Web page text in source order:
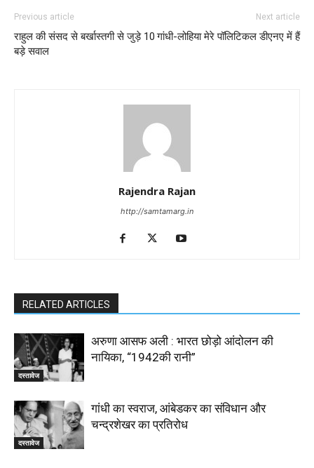
Previous article
राहुल की संसद से बर्खास्तगी से जुड़े 10
बड़े सवाल
Next article
गांधी-लोहिया मेरे पॉलिटिकल डीएनए में हैं
Rajendra Rajan
http://samtamarg.in
RELATED ARTICLES
दस्तावेज
अरुणा आसफ अली : भारत छोड़ो आंदोलन की
नायिका, “1942की रानी”
दस्तावेज
गांधी का स्वराज, आंबेडकर का संविधान और
चन्द्रशेखर का प्रतिरोध